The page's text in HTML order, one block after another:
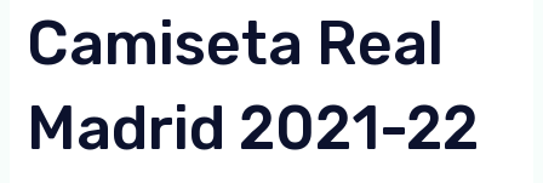
Camiseta Real
Madrid 2021-22